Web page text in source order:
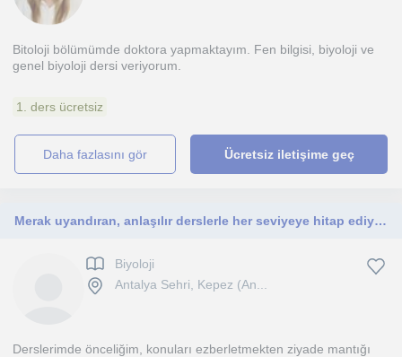
Bitoloji bölümümde doktora yapmaktayım. Fen bilgisi, biyoloji ve
genel biyoloji dersi veriyorum.
1. ders ücretsiz
daha fazlasını gör Ücretsiz iletişime geç
Merak uyandıran, anlaşılır derslerle her seviyeye hitap ediyorum
Biyoloji
Antalya Sehri, Kepez (An...
Derslerimde önceliğim, konuları ezberletmekten ziyade mantığı